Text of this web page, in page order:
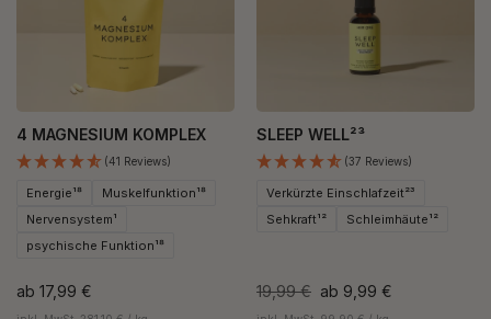
4 MAGNESIUM KOMPLEX
(41 Reviews)
Energie¹⁸
Muskelfunktion¹⁸
Nervensystem¹
psychische Funktion¹⁸
ab 17,99 €
SLEEP WELL²³
(37 Reviews)
Verkürzte Einschlafzeit²³
Sehkraft¹²
Schleimhäute¹²
19,99 € ab 9,99 €